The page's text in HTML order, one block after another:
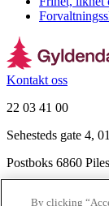
Kontakt oss
22 03 41 00
Sehesteds gate 4,
Postboks 6860
By clicking